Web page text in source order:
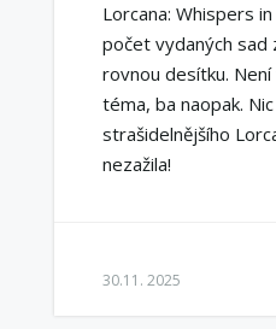
Lorcana: Whispers
počet vydaných sad
rovnou desítku.
téma, ba naopak.
strašidelnějšího
nezažila!
30.11. 2025